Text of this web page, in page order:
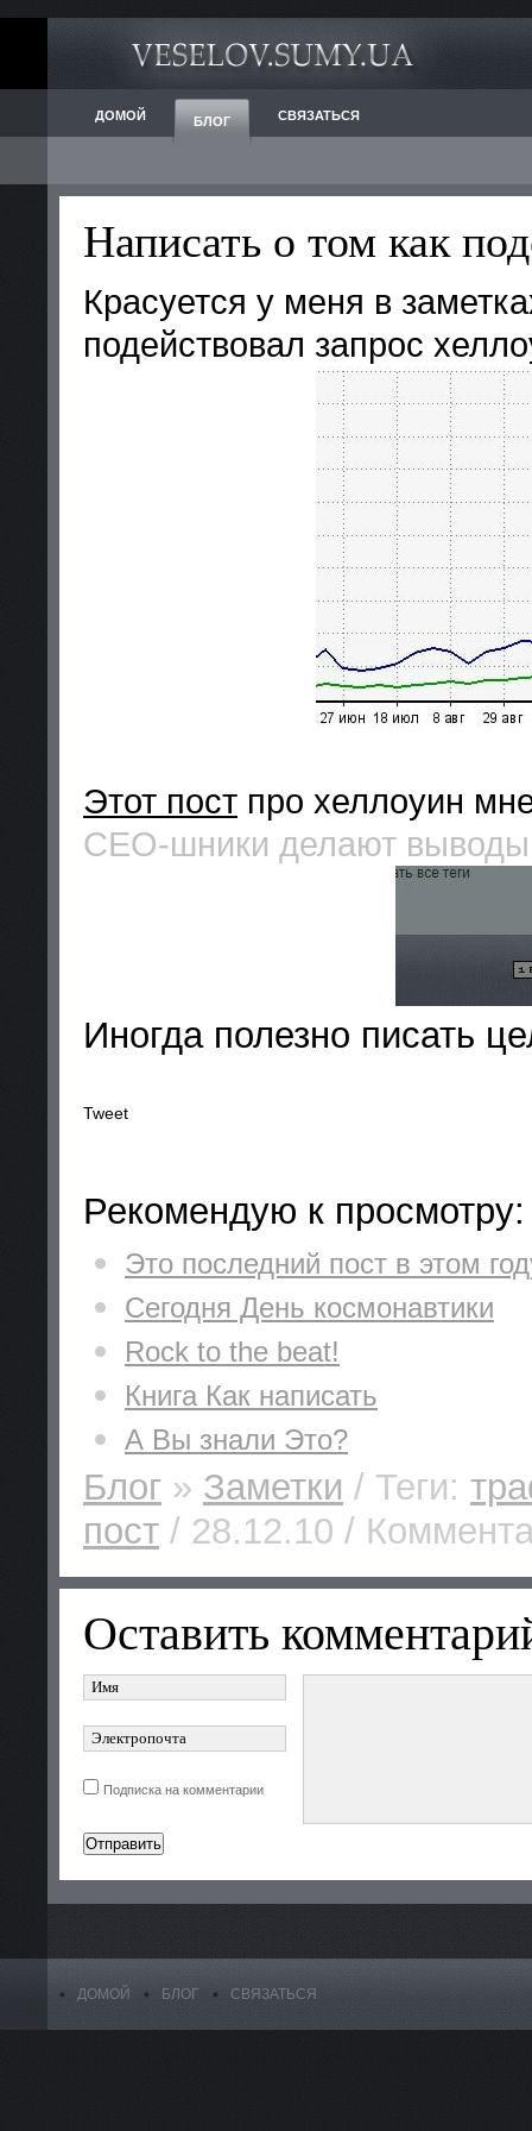
ДОМОЙ БЛОГ СВЯЗАТЬСЯ
Написать о том как
Красуется у меня в
подействовал запрос
Этот пост про хеллоуин
СЕО-шники делают
Иногда полезно писать
Tweet
Рекомендую к просмотру:
Это последний пост в этом
Сегодня День космонавтики
Rock to the beat!
Книга Как написать
А Вы знали Это?
Блог » Заметки / Теги:
пост / 28.12.10 /
Оставить
Подписка на комментарии
ДОМОЙ БЛОГ СВЯЗАТЬСЯ